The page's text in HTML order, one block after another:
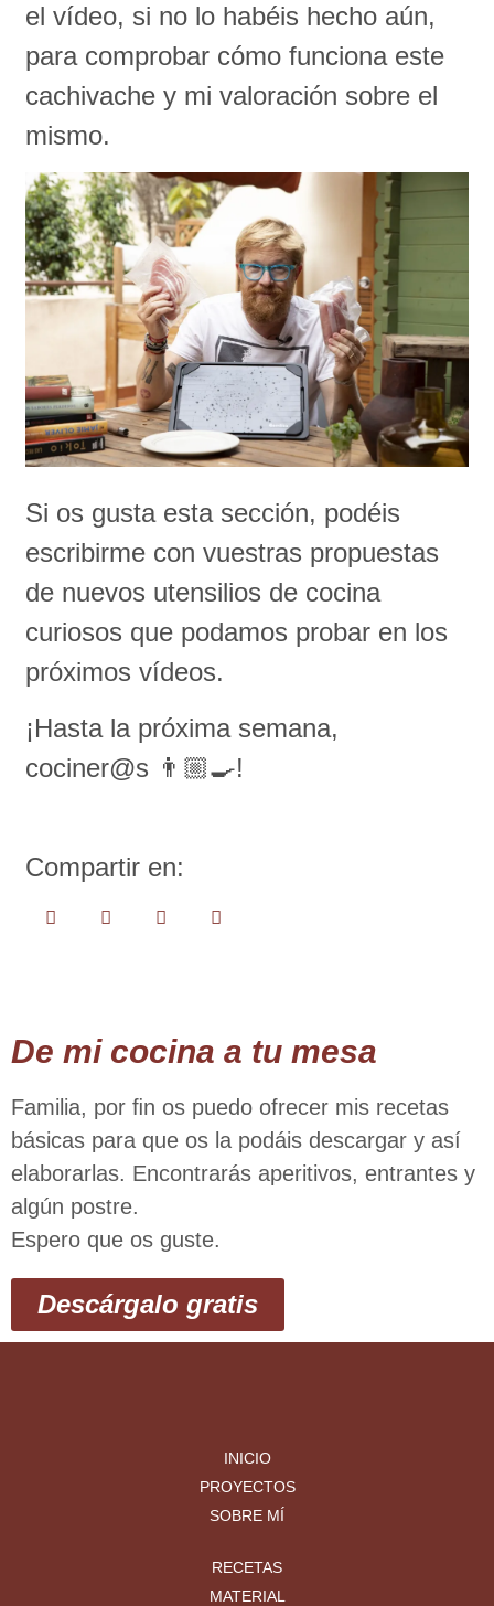
el vídeo, si no lo habéis hecho aún,
para comprobar cómo funciona este
cachivache y mi valoración sobre el
mismo.
Si os gusta esta sección, podéis
escribirme con vuestras propuestas
de nuevos utensilios de cocina
curiosos que podamos probar en los
próximos vídeos.
¡Hasta la próxima semana,
cociner@s 👨🏼‍🍳!
Compartir en:
De mi cocina a tu mesa
Familia, por ﬁn os puedo ofrecer mis recetas
básicas para que os la podáis descargar y así
elaborarlas. Encontrarás aperitivos, entrantes y
algún postre.
Espero que os guste.
Descárgalo gratis
INICIO
PROYECTOS
SOBRE MÍ
RECETAS
MATERIAL